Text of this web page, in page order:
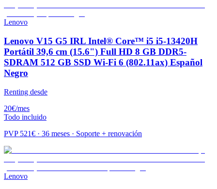
Lenovo
Lenovo V15 G5 IRL Intel® Core™ i5 i5-13420H
Portátil 39,6 cm (15.6") Full HD 8 GB DDR5-
SDRAM 512 GB SSD Wi-Fi 6 (802.11ax) Español
Negro
Renting desde
20€/mes
Todo incluido
PVP 521€ · 36 meses · Soporte + renovación
Lenovo